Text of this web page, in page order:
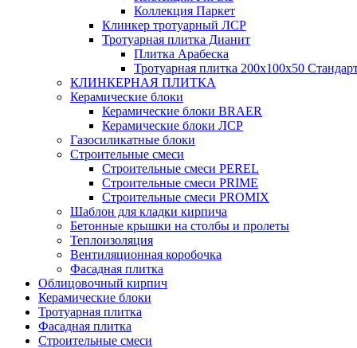
Коллекция Паркет
Клинкер тротуарный ЛСР
Тротуарная плитка Дианит
Плитка Арабеска
Тротуарная плитка 200х100х50
КЛИНКЕРНАЯ ПЛИТКА
Керамические блоки
Керамические блоки BRAER
Керамические блоки ЛСР
Газосиликатные блоки
Строительные смеси
Строительные смеси PEREL
Строительные смеси PRIME
Строительные смеси PROMIX
Шаблон для кладки кирпича
Бетонные крышки на столбы и пролеты
Теплоизоляция
Вентиляционная коробочка
Фасадная плитка
Облицовочный кирпич
Керамические блоки
Тротуарная плитка
Фасадная плитка
Строительные смеси